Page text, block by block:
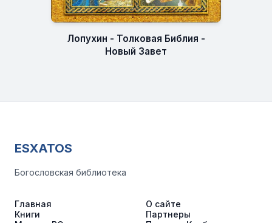
Лопухин - Толковая Библия -
Новый Завет
ESXATOS
Богословская библиотека
Главная
Книги
О сайте
Партнеры